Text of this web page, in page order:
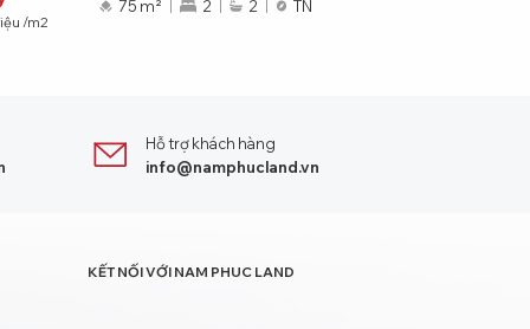
/m2
75 m² 2 2 TN
Hỗ trợ khách hàng
info@namphucland.vn
KẾT NỐI VỚI NAM PHUC LAND